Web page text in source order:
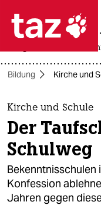

themen
politik
öko
gesellschaft
Bildung Kirche und
Kirche und Schule
Der
Schulweg
Bekenntnisschulen
Konfession
Jahren gegen